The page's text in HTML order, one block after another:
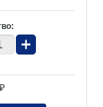
+
₽